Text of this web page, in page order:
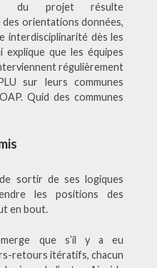
du projet résulte
orientations données,
interdisciplinarité dès les
explique que les équipes
régulièrement
sur leurs communes
Quid des communes
sortir de ses logiques
les positions des
en bout.
que s’il y a eu
retours itératifs, chacun